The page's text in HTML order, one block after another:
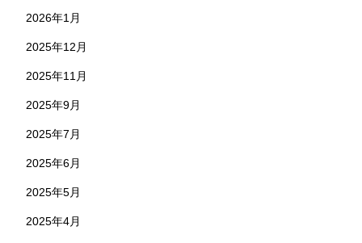
2026年1月
2025年12月
2025年11月
2025年9月
2025年7月
2025年6月
2025年5月
2025年4月